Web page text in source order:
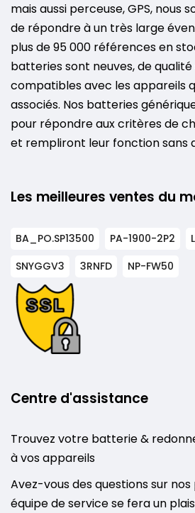
mais aussi perceuse, GPS, nous
de répondre à un très large
plus de 95 000 références en
batteries sont neuves, de qualité
compatibles avec les appareils
associés. Nos batteries
pour répondre aux critères de
et rempliront leur fonction sans
Les meilleures ventes du
BA_PO.SP13500 PA-1900-2P2
SNYGGV3
3RNFD NP-FW50
Centre d'assistance
Trouvez votre batterie &
à vos appareils
Avez-vous des questions sur
équipe de service se fera un